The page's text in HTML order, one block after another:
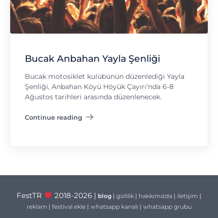
Bucak Anbahan Yayla Şenliği
Bucak motosiklet kulübünün düzenlediği Yayla
Şenliği, Anbahan Köyü Höyük Çayırı’nda 6-8
Ağustos tarihleri arasında düzenlenecek.
Continue reading
"Bucak Anbahan Yayla Şenliği"
FestTR 2018-2026 | blog| gizlilik| hakkımızda | iletişim |
reklam | festival ekle| whatsapp kanalı | whatsapp grubu